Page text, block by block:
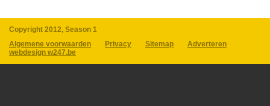
Copyright 2012, Season 1
Algemene voorwaarden
Privacy Sitemap
Adverteren
webdesign w247.be